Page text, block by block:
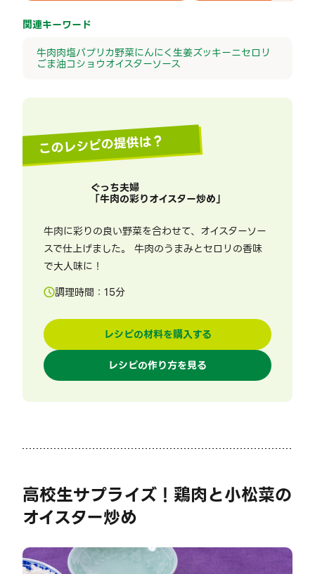
関連キーワード
牛肉肉塩パプリカ野菜にんにく生姜ズッキーニセロリ
ごま油コショウオイスターソース
このレシピの提供は？
ぐっち夫婦
「牛肉の彩りオイスター炒め」
牛肉に彩りの良い野菜を合わせて、オイスターソー
スで仕上げました。 牛肉のうまみとセロリの香味
で大人味に！
調理時間： 15分
レシピの材料を購入する
レシピの作り方を見る
高校生サプライズ！鶏肉と小松菜の
オイスター炒め